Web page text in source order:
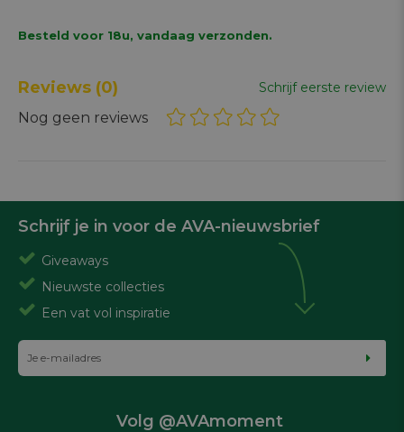
Besteld voor 18u, vandaag verzonden.
Reviews (0) Schrijf eerste review
Nog geen reviews
Schrijf je in voor de AVA-nieuwsbrief
Giveaways
Nieuwste collecties
Een vat vol inspiratie
Volg @AVAmoment